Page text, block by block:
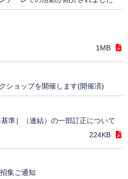
1MB
ショップを開催します(開催済)
準］（連結）の一部訂正について
224KB
集ご通知